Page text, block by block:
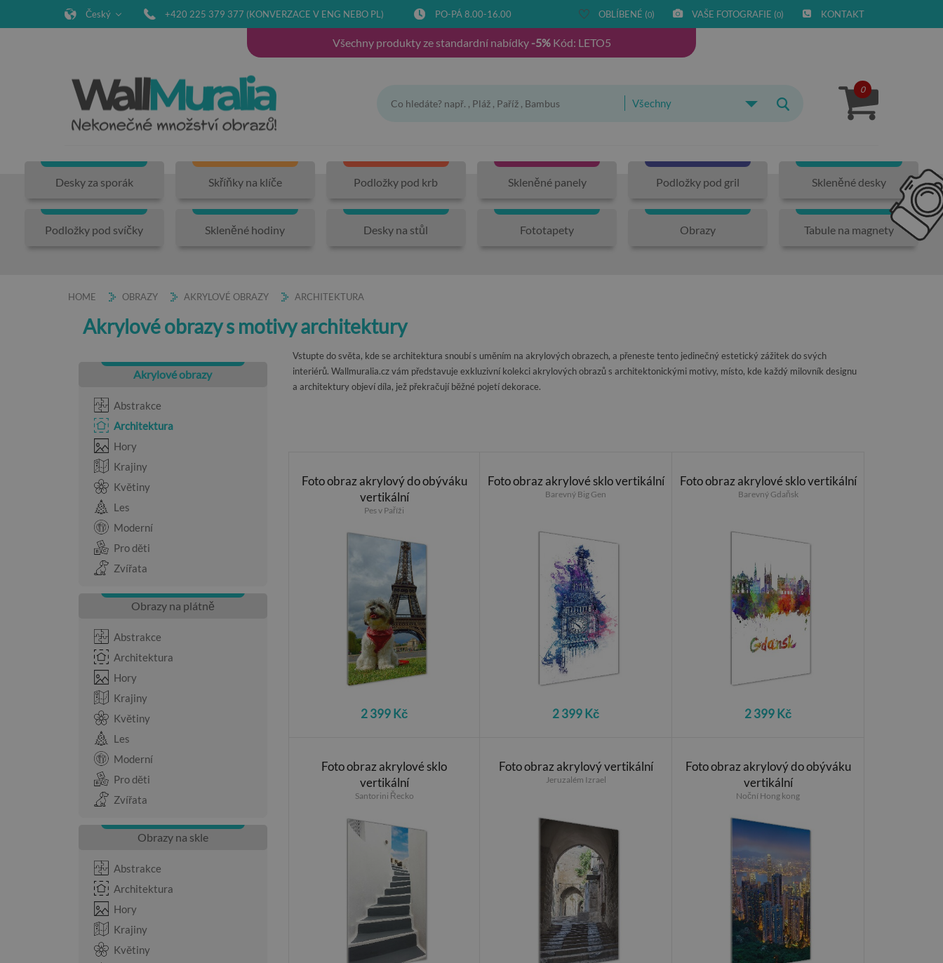
Český +420 225 379 377 (KONVERZACE V ENG NEBO PL) PO-PÁ 8.00-16.00 OBLÍBENÉ (0) VAŠE FOTOGRAFIE (0) KONTAKT
Všechny produkty ze standardní nabídky -5%Kód: LETO5
Všechny
0
Desky za sporák Skříňky na klíče Podložky pod krb Skleněné panely Podložky pod gril Skleněné desky
Podložky pod svíčky Skleněné hodiny Desky na stůl Fototapety Obrazy Tabule na magnety
HOME OBRAZY AKRYLOVÉ OBRAZY ARCHITEKTURA
Akrylové obrazy s motivy architektury
Akrylové obrazy
Abstrakce
Architektura
Hory
Krajiny
Květiny
Les
Moderní
Pro děti
Zvířata
Obrazy na plátně
Abstrakce
Architektura
Hory
Krajiny
Květiny
Les
Moderní
Pro děti
Zvířata
Obrazy na skle
Abstrakce
Architektura
Hory
Krajiny
Květiny
Vstupte do světa, kde se architektura snoubí s uměním na akrylových obrazech, a přeneste tento jedinečný estetický zážitek do svých
interiérů. Wallmuralia.cz vám představuje exkluzivní kolekci akrylových obrazů s architektonickými motivy, místo, kde každý milovník designu
a architektury objeví díla, jež překračují běžné pojetí dekorace.
Foto obraz akrylový do obýváku
vertikální
Pes v Paříži
2 399 Kč
Foto obraz akrylové sklo vertikální
Barevný Big Gen
2 399 Kč
Foto obraz akrylové sklo vertikální
Barevný Gdaňsk
2 399 Kč
Foto obraz akrylové sklo
vertikální
Santorini Řecko
Foto obraz akrylový vertikální
Jeruzalém Izrael
Foto obraz akrylový do obýváku
vertikální
Noční Hong kong